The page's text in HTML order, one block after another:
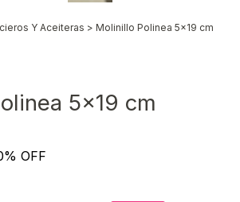
Y Aceiteras > Molinillo Polinea 5x19 cm
5x19 cm
% OFF